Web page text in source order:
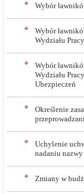
Wybór
Wybór
Wydziału Pracy
Wybór
Wydziału
Ubezpieczeń
Określenie
Uchylenie
nadaniu
Zmiany w